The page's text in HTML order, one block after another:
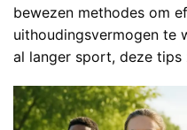
bewezen methodes om
uithoudingsvermogen te
al langer sport, deze